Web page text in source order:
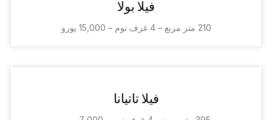
فيلا بولا
210 متر مربع – 4 غرف نوم – 15,000 يورو
فيلا تاتيانا